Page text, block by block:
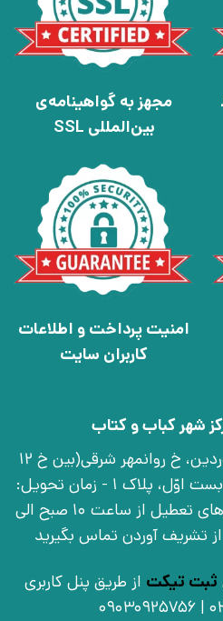
مجهز به گواهینامه‌ی
بین‌المللی SSL
امنیت پرداخت و اطلاعات
کاربران سایت
شهر کباب و کتاب
تهران، خ انقلاب، خ 12 فروردین، خ روانمهر شرقی(بین خ 12
فروردین و خ فخر رازی)، بن‌بست اوّل، پلاک 1 - زمان تحویل:
شنبه تا چهارشنبه به جز روزهای تعطیل از ساعت 10 صبح الی
ثبت تیکت از طریق پنل کاربری